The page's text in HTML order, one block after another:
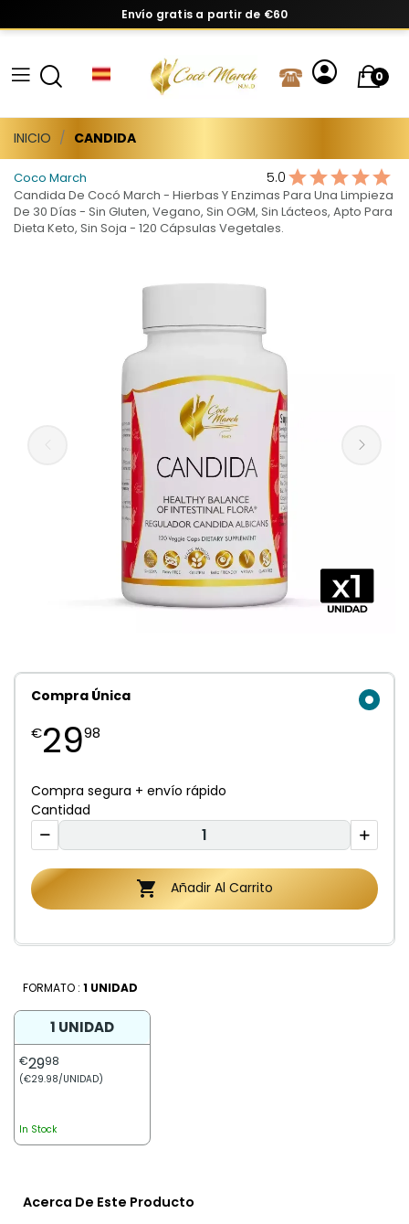
Envío gratis a partir de €60
0
INICIO CANDIDA
Coco March 5.0
Candida De Cocó March - Hierbas Y Enzimas Para Una Limpieza
De 30 Días - Sin Gluten, Vegano, Sin OGM, Sin Lácteos, Apto Para
Dieta Keto, Sin Soja - 120 Cápsulas Vegetales.
Compra Única
€2998
Compra segura + envío rápido
Cantidad
 Añadir Al Carrito
FORMATO : 1 UNIDAD
1 UNIDAD
€2998
(€29.98/UNIDAD)
In Stock
Acerca De Este Producto